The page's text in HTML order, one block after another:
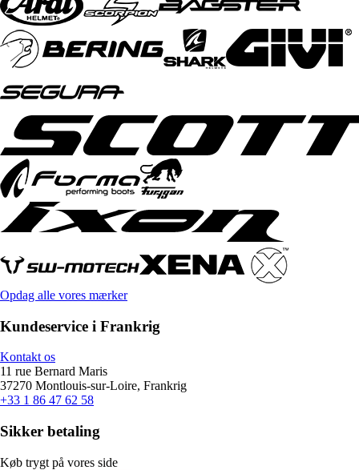
Opdag alle vores mærker
Kundeservice i Frankrig
Kontakt os
11 rue Bernard Maris
37270 Montlouis-sur-Loire, Frankrig
+33 1 86 47 62 58
Sikker betaling
Køb trygt på vores side